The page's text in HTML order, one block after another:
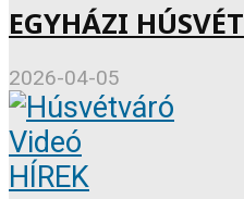
EGYHÁZI HÚSVÉT
2026-04-05
Videó
HÍREK